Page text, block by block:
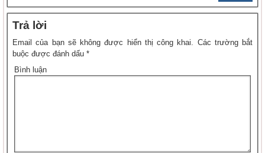
Trả lời
Email của bạn sẽ không được hiển thị công khai.
Các trường bắt
buộc được đánh dấu *
Bình luận